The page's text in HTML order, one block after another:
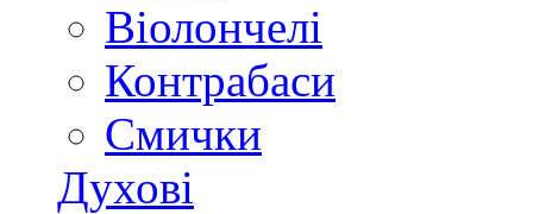
Віолончелі
Контрабаси
Смички
Духові